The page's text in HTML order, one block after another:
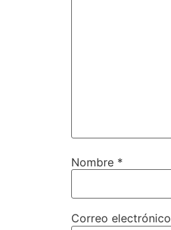
Nombre *
Correo electrónico